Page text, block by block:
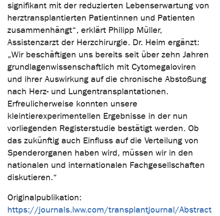
signifikant mit der reduzierten Lebenserwartung von
herztransplantierten Patientinnen und Patienten
zusammenhängt“, erklärt Philipp Müller,
Assistenzarzt der Herzchirurgie. Dr. Heim ergänzt:
„Wir beschäftigen uns bereits seit über zehn Jahren
grundlagenwissenschaftlich mit Cytomegaloviren
und ihrer Auswirkung auf die chronische Abstoßung
nach Herz- und Lungentransplantationen.
Erfreulicherweise konnten unsere
kleintierexperimentellen Ergebnisse in der nun
vorliegenden Registerstudie bestätigt werden. Ob
das zukünftig auch Einfluss auf die Verteilung von
Spenderorganen haben wird, müssen wir in den
nationalen und internationalen Fachgesellschaften
diskutieren.“
Originalpublikation:
https://journals.lww.com/transplantjournal/Abstract